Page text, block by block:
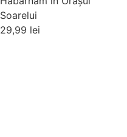
Soarelui
29,99 lei